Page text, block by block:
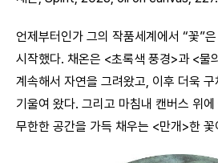
언제부터인가 그의 작품세계에서 “꽃”
시작했다. 채온은 <초록색 풍경>과 <물
계속해서 자연을 그려왔고, 이후 더욱
기울여 왔다. 그리고 마침내 캔버스 위
무한한 공간을 가득 채우는 <만개>한 꽃